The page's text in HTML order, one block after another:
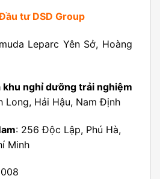
tư DSD Group
Leparc Yên Sở, Hoàng
khu nghỉ dưỡng trải nghiệm
Long, Hải Hậu, Nam Định
: 256 Độc Lập, Phú Hà,
Minh